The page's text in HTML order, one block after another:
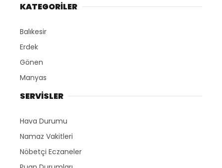
KATEGORİLER
Balıkesir
Erdek
Gönen
Manyas
SERVİSLER
Hava Durumu
Namaz Vakitleri
Nöbetçi Eczaneler